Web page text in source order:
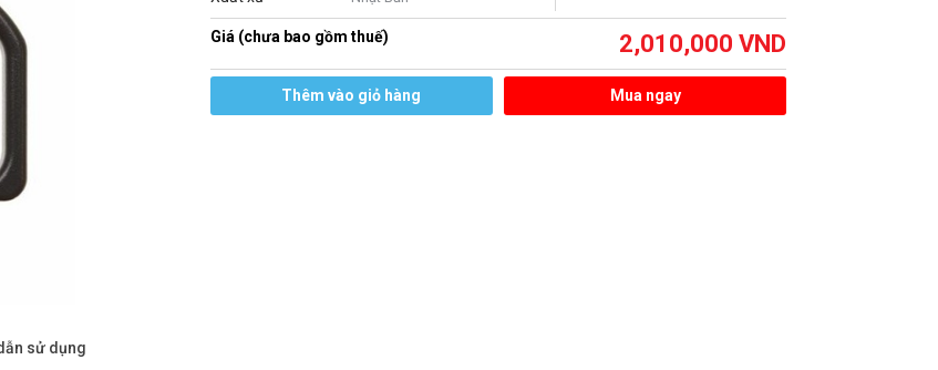
Giá (chưa bao gồm thuế) 2,010,000 VND
Thêm vào giỏ hàng Mua ngay
sử dụng